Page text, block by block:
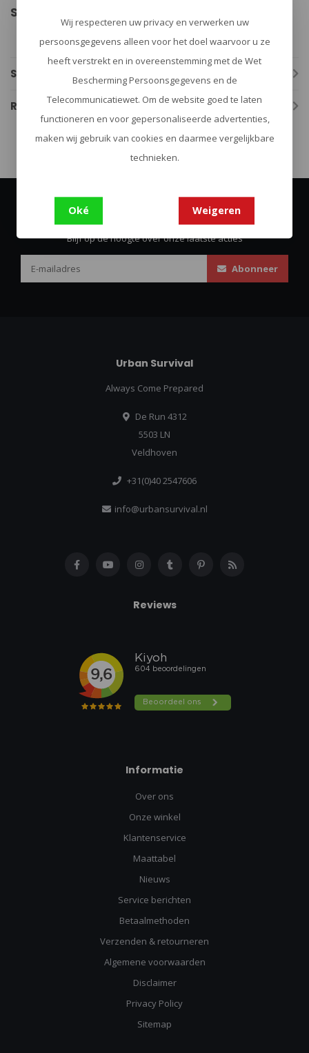
Specificaties:
Afmetingen: 170x40x1
Gewicht: 0,033kg
Specificaties
Reviews
Abonneer je op onze nieuwsbrief
Blijf op de hoogte over onze laatste acties
Abonneer
Urban Survival
Always Come Prepared
De Run 4312
5503 LN
Veldhoven
+31(0)40 2547606
info@urbansurvival.nl
Reviews
Informatie
Over ons
Onze winkel
Klantenservice
Maattabel
Nieuws
Service berichten
Betaalmethoden
Verzenden & retourneren
Algemene voorwaarden
Disclaimer
Privacy Policy
Sitemap
Wij respecteren uw privacy en verwerken uw
persoonsgegevens alleen voor het doel waarvoor u ze
heeft verstrekt en in overeenstemming met de Wet
Bescherming Persoonsgegevens en de
Telecommunicatiewet. Om de website goed te laten
functioneren en voor gepersonaliseerde advertenties,
maken wij gebruik van cookies en daarmee vergelijkbare
technieken.
Oké Weigeren